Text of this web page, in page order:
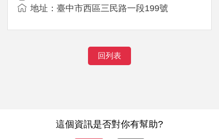
地址：臺中市西區三民路一段199號
回列表
這個資訊是否對你有幫助?